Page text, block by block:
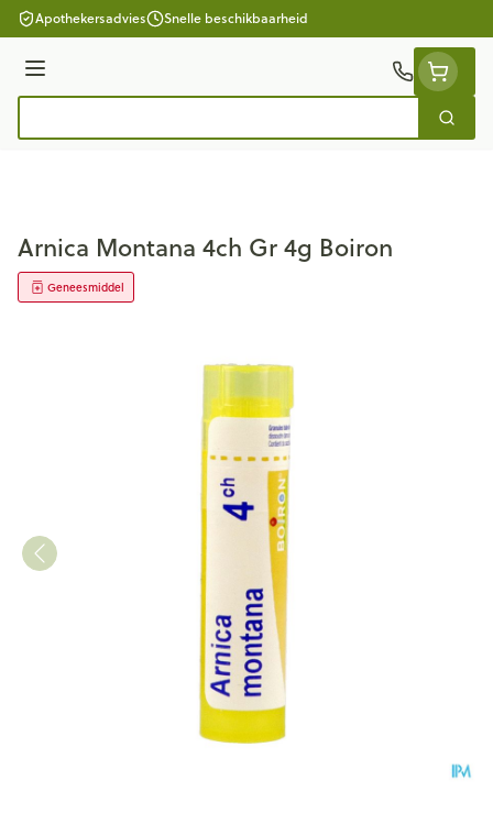
Ga naar de inhoud
Apothekersadvies Snelle beschikbaarheid
Menu
Zoek
Arnica Montana 4ch Gr 4g Boiron
Geneesmiddel